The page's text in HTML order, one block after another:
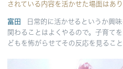
されている内容を活かせた場面はあり
富田
日常的に活かせるというか興
関わることはよくやるので。子育て
どもを怖がらせてその反応を見ること